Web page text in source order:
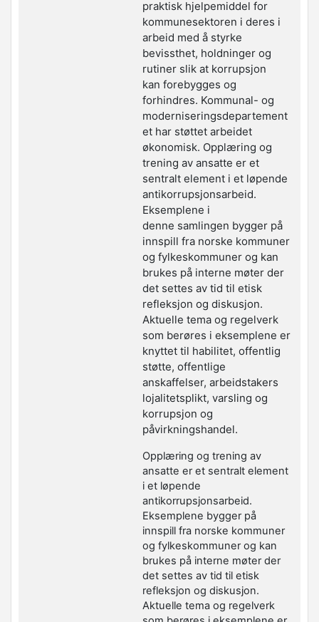
praktisk hjelpemiddel for
kommunesektoren i deres i
arbeid med å styrke
bevissthet, holdninger og
rutiner slik at korrupsjon
kan forebygges og
forhindres. Kommunal- og
moderniseringsdepartement
et har støttet arbeidet
økonomisk. Opplæring og
trening av ansatte er et
sentralt element i et løpende
antikorrupsjonsarbeid.
Eksemplene i
denne samlingen bygger på
innspill fra norske kommuner
og fylkeskommuner og kan
brukes på interne møter der
det settes av tid til etisk
refleksjon og diskusjon.
Aktuelle tema og regelverk
som berøres i eksemplene er
knyttet til habilitet, offentlig
støtte, offentlige
anskaffelser, arbeidstakers
lojalitetsplikt, varsling og
korrupsjon og
påvirkningshandel.
Opplæring og trening av
ansatte er et sentralt element
i et løpende
antikorrupsjonsarbeid.
Eksemplene bygger på
innspill fra norske kommuner
og fylkeskommuner og kan
brukes på interne møter der
det settes av tid til etisk
refleksjon og diskusjon.
Aktuelle tema og regelverk